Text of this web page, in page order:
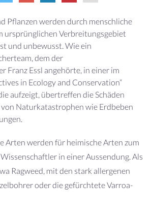
Pflanzen werden durch menschliche
ursprünglichen Verbreitungsgebiet
und unbewusst. Wie ein
dem der
Franz Essl angehörte, in einer im
in Ecology and Conservation“
aufzeigt, übertreffen die Schäden
Naturkatastrophen wie Erdbeben
Arten werden für heimische Arten zum
in einer Aussendung. Als
Ragweed, mit den stark allergenen
oder die gefürchtete Varroa-